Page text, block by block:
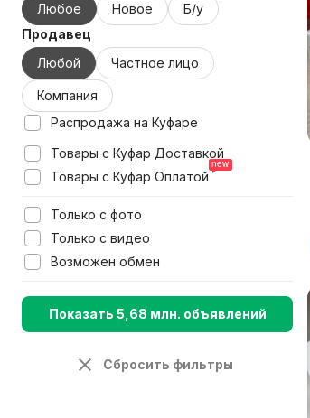
Любое
Новое
Б/у
Продавец
Любой
Частное лицо
Компания
Распродажа на Куфаре
Товары с Куфар Доставкой
Товары с Куфар Оплатой
Только с фото
Только с видео
Возможен обмен
Показать 5,68 млн. объявлений
Сбросить фильтры